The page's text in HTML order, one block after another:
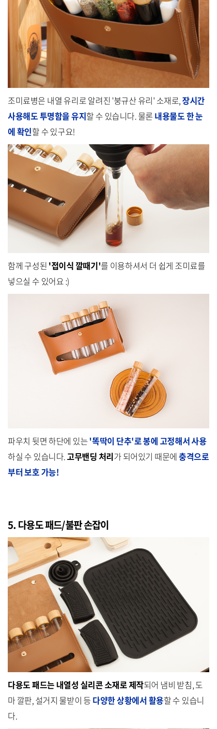
조미료병은 내열 유리로 알려진 '붕규산 유리' 소재로,장시간
사용해도 투명함을 유지할 수 있습니다. 물론 내용물도 한 눈
에 확인할 수 있구요!
함께 구성된 '접이식 깔때기'를 이용하셔서 더 쉽게 조미료를
넣으실 수 있어요 :)
파우치 뒷면 하단에 있는'똑딱이 단추'로 봉에 고정해서 사용
하실 수 있습니다.고무밴딩 처리가 되어있기 때문에 충격으로
부터 보호 가능!
5. 다용도 패드/불판 손잡이
다용도 패드는 내열성 실리콘 소재로 제작되어 냄비 받침, 도
마 깔판, 설거지 물받이 등 다양한 상황에서 활용할 수 있습니
다.